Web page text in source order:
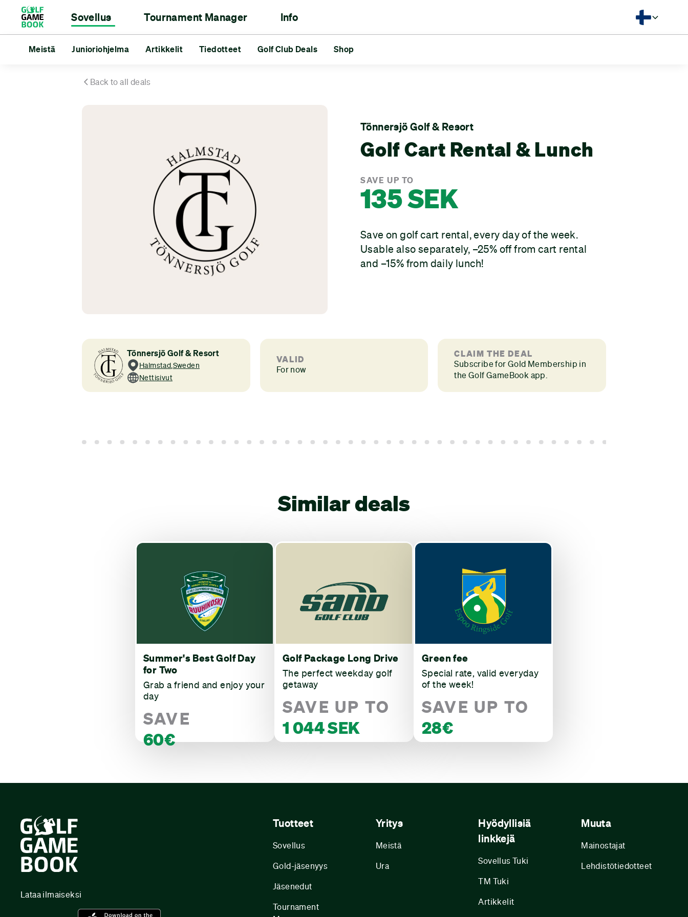
Meistä Junioriohjelma Artikkelit Tiedotteet Golf Club Deals Shop
Sovellus
Tuloskortti Etäisyysmittari Tilastot Turnaukset Reds vs Blues Kaverit
Tournament Manager
Tournament Manager Golfklubeille Golfareille
Info
Meistä Junioriohjelma Artikkelit Tiedotteet Golf Club Deals Shop
Back to all deals
Tönnersjö Golf & Resort
Golf Cart Rental & Lunch
SAVE UP TO
135 SEK
Save on golf cart rental, every day of the week.
Usable also separately, –25% off from cart rental
and –15% from daily lunch!
Tönnersjö Golf & Resort
Halmstad Sweden
Nettisivut
VALID
For now
CLAIM THE DEAL
Subscribe for Gold Membership in
the Golf GameBook app.
Similar deals
Summer's Best Golf Day
for Two
Grab a friend and enjoy your
day
SAVE
60€
Golf Package Long Drive
The perfect weekday golf
getaway
SAVE UP TO
1 044 SEK
Green fee
Special rate, valid everyday
of the week!
SAVE UP TO
28€
Lataa ilmaiseksi
Tuotteet
Sovellus
Gold-jäsenyys
Jäsenedut
Tournament
Yritys
Meistä
Ura
Hyödyllisiä
linkkejä
Sovellus Tuki
TM Tuki
Artikkelit
Muuta
Mainostajat
Lehdistötiedotteet